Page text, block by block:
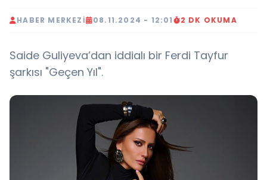
HABER MERKEZI 08.11.2024 - 12:01 2 DK OKUMA
Saide Guliyeva’dan iddialı bir Ferdi Tayfur
şarkısı "Geçen Yıl".